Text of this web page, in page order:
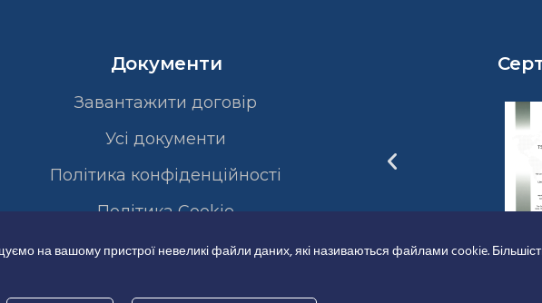
Документи
Завантажити договір
Усі документи
Політика конфіденційності
Полiтика Cookie
на вашому пристрої невеликі файли даних, які називаються файлами cookie.